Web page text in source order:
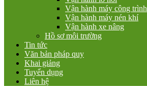
Vận hành máy công trình
Vận hành máy nén khí
Vận hành xe nâng
Hồ sơ môi trường
Tin tức
Văn bản pháp quy
Khai giảng
Tuyển dụng
Liên hệ